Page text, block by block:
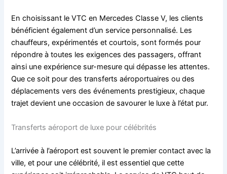
En choisissant le VTC en Mercedes Classe V, les clients
bénéficient également d’un service personnalisé. Les
chauffeurs, expérimentés et courtois, sont formés pour
répondre à toutes les exigences des passagers, offrant
ainsi une expérience sur-mesure qui dépasse les attentes.
Que ce soit pour des transferts aéroportuaires ou des
déplacements vers des événements prestigieux, chaque
trajet devient une occasion de savourer le luxe à l’état pur.
Transferts aéroport de luxe pour célébrités
L’arrivée à l’aéroport est souvent le premier contact avec la
ville, et pour une célébrité, il est essentiel que cette